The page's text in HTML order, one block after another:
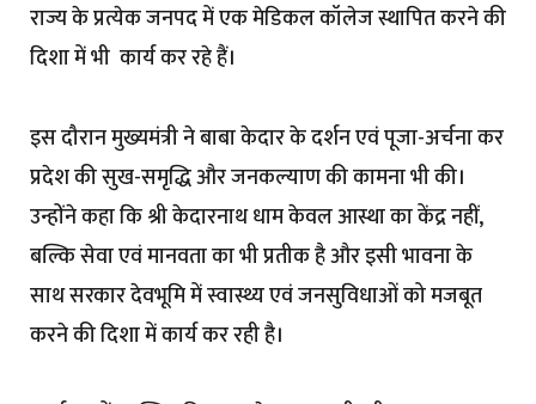
राज्य के प्रत्येक जनपद में एक मेडिकल कॉलेज स्थापित करने की
दिशा में भी कार्य कर रहे हैं।
इस दौरान मुख्यमंत्री ने बाबा केदार के दर्शन एवं पूजा-अर्चना कर
प्रदेश की सुख-समृद्धि और जनकल्याण की कामना भी की।
उन्होंने कहा कि श्री केदारनाथ धाम केवल आस्था का केंद्र नहीं,
बल्कि सेवा एवं मानवता का भी प्रतीक है और इसी भावना के
साथ सरकार देवभूमि में स्वास्थ्य एवं जनसुविधाओं को मजबूत
करने की दिशा में कार्य कर रही है।